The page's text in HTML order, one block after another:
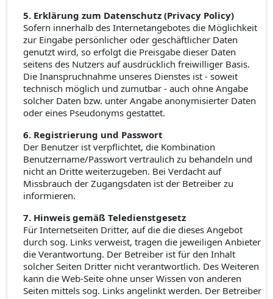
5. Erklärung zum Datenschutz (Privacy Policy)
Sofern innerhalb des Internetangebotes die Möglichkeit
zur Eingabe persönlicher oder geschäftlicher Daten
genutzt wird, so erfolgt die Preisgabe dieser Daten
seitens des Nutzers auf ausdrücklich freiwilliger Basis.
Die Inanspruchnahme unseres Dienstes ist - soweit
technisch möglich und zumutbar - auch ohne Angabe
solcher Daten bzw. unter Angabe anonymisierter Daten
oder eines Pseudonyms gestattet.
6. Registrierung und Passwort
Der Benutzer ist verpflichtet, die Kombination
Benutzername/Passwort vertraulich zu behandeln und
nicht an Dritte weiterzugeben. Bei Verdacht auf
Missbrauch der Zugangsdaten ist der Betreiber zu
informieren.
7. Hinweis gemäß Teledienstgesetz
Für Internetseiten Dritter, auf die die dieses Angebot
durch sog. Links verweist, tragen die jeweiligen Anbieter
die Verantwortung. Der Betreiber ist für den Inhalt
solcher Seiten Dritter nicht verantwortlich. Des Weiteren
kann die Web-Seite ohne unser Wissen von anderen
Seiten mittels sog. Links angelinkt werden. Der Betreiber